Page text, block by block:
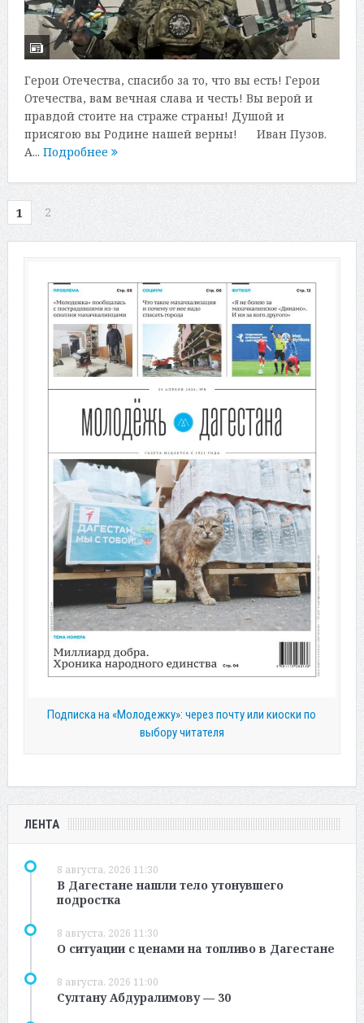
Герои Отечества, спасибо за то, что вы есть! Герои
Отечества, вам вечная слава и честь! Вы верой и
правдой стоите на страже страны! Душой и
присягою вы Родине нашей верны! Иван Пузов.
А... Подробнее
1 2
Подписка на «Молодежку»: через почту или киоски по
выбору читателя
ЛЕНТА
8 августа, 2026 11:30
В Дагестане нашли тело утонувшего
подростка
8 августа, 2026 11:30
О ситуации с ценами на топливо в Дагестане
8 августа, 2026 11:00
Султану Абдуралимову — 30